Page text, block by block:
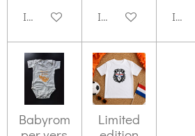
In winkelwagenIn winkelwagenIn
Babyrom
Limited